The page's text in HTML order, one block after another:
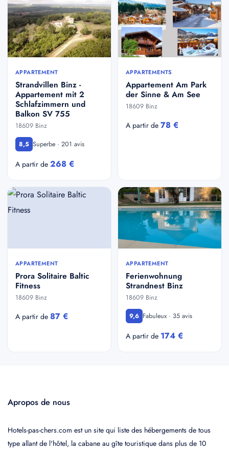
APPARTEMENT
Strandvillen Binz -
Appartement mit 2
Schlafzimmern und
Balkon SV 755
18609 Binz
8,5 Superbe · 201 avis
A partir de 268 €
APPARTEMENTS
Appartement Am Park
der Sinne & Am See
18609 Binz
A partir de 78 €
APPARTEMENT
Prora Solitaire Baltic
Fitness
18609 Binz
A partir de 87 €
APPARTEMENT
Ferienwohnung
Strandnest Binz
18609 Binz
9,6 Fabuleux · 35 avis
A partir de 174 €
Apropos de nous
Hotels-pas-chers.com est un site qui liste des hébergements de tous
type allant de l'hôtel, la cabane au gîte touristique dans plus de 10